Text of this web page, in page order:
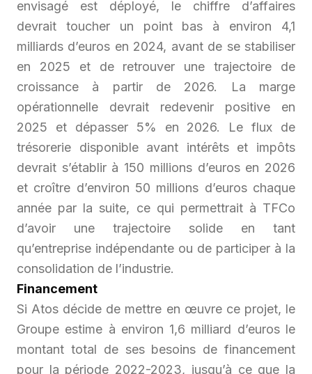
envisagé est déployé, le chiffre d’affaires
devrait toucher un point bas à environ 4,1
milliards d’euros en 2024, avant de se stabiliser
en 2025 et de retrouver une trajectoire de
croissance à partir de 2026. La marge
opérationnelle devrait redevenir positive en
2025 et dépasser 5% en 2026. Le flux de
trésorerie disponible avant intérêts et impôts
devrait s’établir à 150 millions d’euros en 2026
et croître d’environ 50 millions d’euros chaque
année par la suite, ce qui permettrait à TFCo
d’avoir une trajectoire solide en tant
qu’entreprise indépendante ou de participer à la
consolidation de l’industrie.
Financement
Si Atos décide de mettre en œuvre ce projet, le
Groupe estime à environ 1,6 milliard d’euros le
montant total de ses besoins de financement
pour la période 2022-2023, jusqu’à ce que la